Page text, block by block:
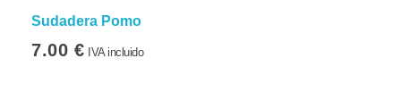
Sudadera Pomo
7.00 € IVA incluido